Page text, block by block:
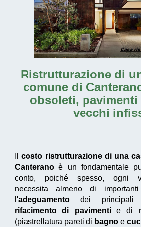
Ristrutturazione di
comune di
obsoleti, pavimenti
vecchi
Ilcosto ristrutturazione di una
Canterano è un fondamentale
conto, poiché spesso, ogni
necessita almeno di
l'adeguamento dei principali
rifacimento di pavimentie di
(piastrellatura pareti di bagno e